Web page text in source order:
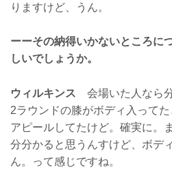
りますけど、うん。
ーーその納得いかないところに
しいでしょうか。
ウィルキンス 会場いた人なら
2ラウンドの膝がボディ入って
アピールしてたけど。確実に。
分分かると思うんすけど、ボデ
ん。って感じですね。